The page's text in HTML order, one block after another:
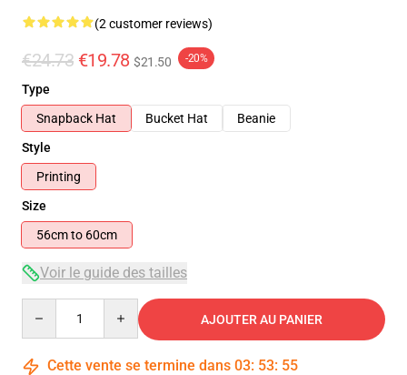
(2 customer reviews)
€24.73 €19.78 $21.50 -20%
Type
Snapback Hat
Bucket Hat
Beanie
Style
Printing
Size
56cm to 60cm
Voir le guide des tailles
AJOUTER AU PANIER
Cette vente se termine dans 03: 53: 55